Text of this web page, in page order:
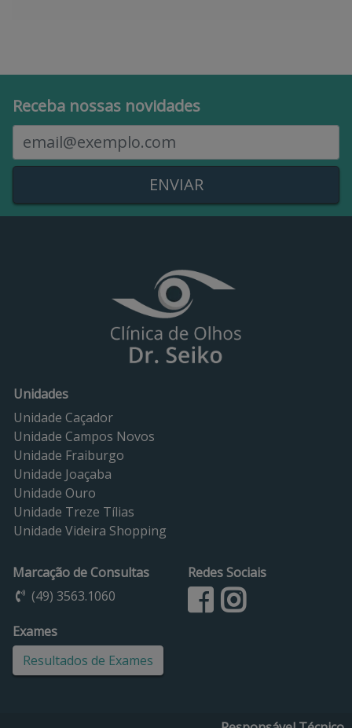
Receba nossas novidades
Unidades
Unidade Caçador
Unidade Campos Novos
Unidade Fraiburgo
Unidade Joaçaba
Unidade Ouro
Unidade Treze Tílias
Unidade Videira Shopping
Marcação de Consultas
(49) 3563.1060
Exames
Resultados de Exames
Redes Sociais